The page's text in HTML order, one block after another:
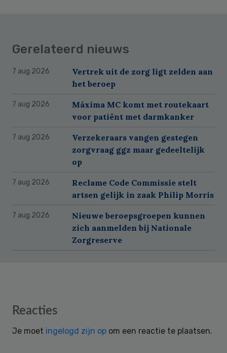
Gerelateerd nieuws
7 aug 2026
Vertrek uit de zorg ligt zelden aan
het beroep
7 aug 2026
Máxima MC komt met routekaart
voor patiënt met darmkanker
7 aug 2026
Verzekeraars vangen gestegen
zorgvraag ggz maar gedeeltelijk
op
7 aug 2026
Reclame Code Commissie stelt
artsen gelijk in zaak Philip Morris
7 aug 2026
Nieuwe beroepsgroepen kunnen
zich aanmelden bij Nationale
Zorgreserve
Reader
Reacties
Je moet ingelogd zijn op om een reactie te plaatsen.